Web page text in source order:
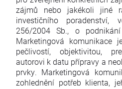
zájmů nebo jakékoli
investičního
256/2004 Sb., o
Marketingová komunikace
pečlivostí, objektivitou,
autorovi k datu přípravy a
prvky. Marketingová
zohlednění potřeb klienta,